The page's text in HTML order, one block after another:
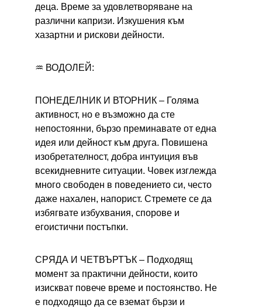
деца. Време за удовлетворяване на
различни капризи. Изкушения към
хазартни и рискови дейности.
♒ ВОДОЛЕЙ:
ПОНЕДЕЛНИК И ВТОРНИК – Голяма
активност, но е възможно да сте
непостоянни, бързо преминавате от една
идея или дейност към друга. Повишена
изобретателност, добра интуиция във
всекидневните ситуации. Човек изглежда
много свободен в поведението си, често
даже нахален, напорист. Стремете се да
избягвате избухвания, спорове и
егоистични постъпки.
СРЯДА И ЧЕТВЪРТЪК – Подходящ
момент за практични дейности, които
изискват повече време и постоянство. Не
е подходящо да се вземат бързи и